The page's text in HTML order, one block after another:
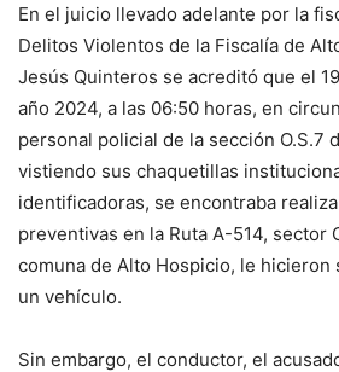
En el juicio llevado adelante por la
Delitos Violentos de la Fiscalía de
Jesús Quinteros se acreditó que el
año 2024, a las 06:50 horas, en
personal policial de la sección O.S.7
vistiendo sus chaquetillas
identificadoras, se encontraba
preventivas en la Ruta A-514, sector
comuna de Alto Hospicio, le hicieron
un vehículo.
Sin embargo, el conductor, el